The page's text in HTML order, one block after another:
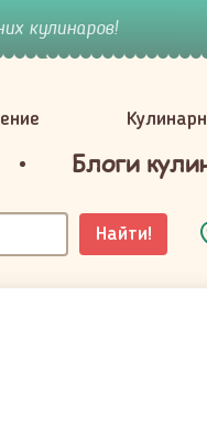
кулинаров!
Блоги
Найти!